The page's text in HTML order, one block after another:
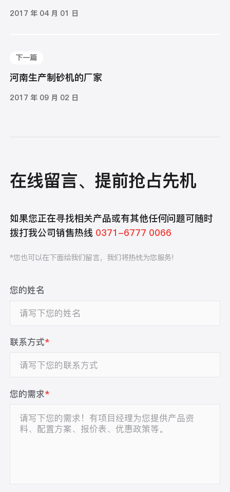
2017 年 04 月 01 日
下一篇
河南生产制砂机的厂家
2017 年 09 月 02 日
在线留言、提前抢占先机
如果您正在寻找相关产品或有其他任何问题可随时
拨打我公司销售热线 0371-6777 0066
*您也可以在下面给我们留言，我们将热忱为您服务!
您的姓名
联系方式*
您的需求*